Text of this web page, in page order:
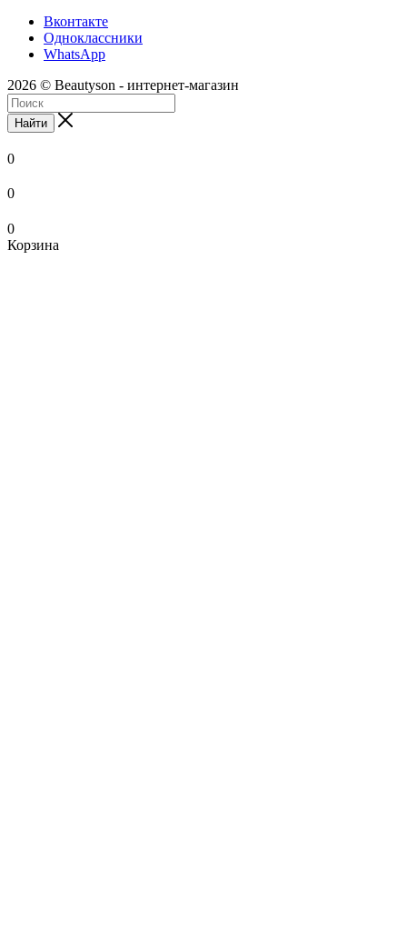
Вконтакте
Одноклассники
WhatsApp
2026 © Beautyson - интернет-магазин
Найти
0
0
0
Корзина